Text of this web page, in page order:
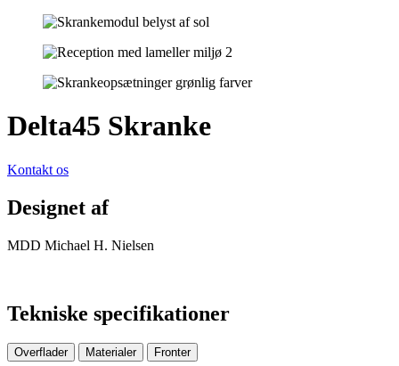
Delta45 Skranke
Kontakt os
Designet af
MDD Michael H. Nielsen
Tekniske specifikationer
Overflader Materialer Fronter